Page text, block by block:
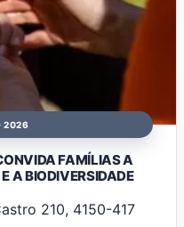
2026
FAMÍLIAS A
A BIODIVERSIDADE
210, 4150-417